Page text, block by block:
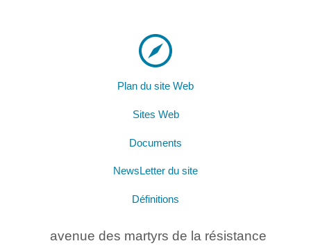
Plan du site Web
Sites Web
Documents
NewsLetter du site
Définitions
avenue des martyrs de la résistance